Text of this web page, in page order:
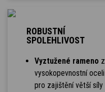
ROBUSTNÍ
SPOLEHLIVOST
Vyztužené rameno z
vysokopevnostní oceli
pro zajištění větší síly